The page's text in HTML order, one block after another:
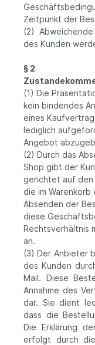
Zeitpunkt der
(2)
des Kunden
§ 2
(1) Die
kein bindendes
eines
lediglich
Angebot
(2) Durch das
Shop gibt der
gerichtet auf den
die im
Absenden der
diese
Rechtsverhältnis
an.
(3) Der Anbieter
des Kunden
Mail. Diese
Annahme des
dar. Sie dient
dass die
Die Erklärung
erfolgt durch